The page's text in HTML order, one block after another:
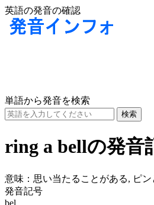
英語の発音の確認
単語から発音を検索
ring a bellの発音
意味： 思い当たることがある, ピン
発音記号
bel